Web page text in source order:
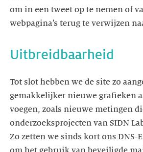
om in een tweet op te nemen of
webpagina’s terug te verwijzen
Uitbreidbaarheid
Tot slot hebben we de site zo
gemakkelijker nieuwe grafieken
voegen, zoals nieuwe metingen
onderzoeksprojecten van SIDN
Zo zetten we sinds kort ons DNS-